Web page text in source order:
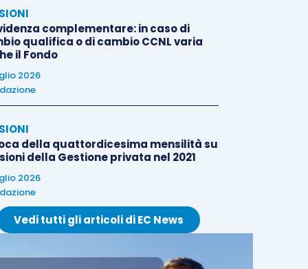
complementare: in caso di
qualifica o di cambio CCNL varia
il Fondo
2026
della quattordicesima mensilità su
della Gestione privata nel 2021
2026
Vedi tutti gli articoli di EC News